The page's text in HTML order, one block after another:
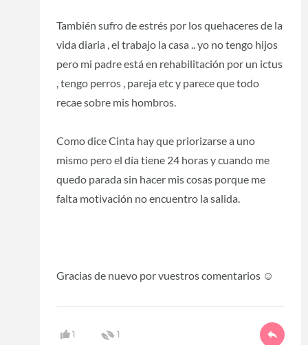
También sufro de estrés por los quehaceres de la
vida diaria , el trabajo la casa .. yo no tengo hijos
pero mi padre está en rehabilitación por un ictus
, tengo perros , pareja etc y parece que todo
recae sobre mis hombros.
Como dice Cinta hay que priorizarse a uno
mismo pero el día tiene 24 horas y cuando me
quedo parada sin hacer mis cosas porque me
falta motivación no encuentro la salida.
Gracias de nuevo por vuestros comentarios ☺️
1 1